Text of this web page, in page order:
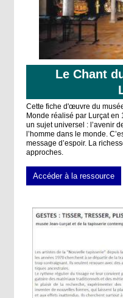
Le Chant
Cette fiche d'œuvre du
Monde réalisé par Lurçat en
un sujet universel : l’avenir
l’homme dans le monde.
message d’espoir. La
approches.
Accéder à la ressource